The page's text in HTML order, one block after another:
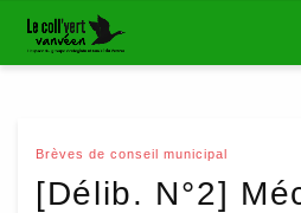
Brèves de conseil municipal
[Délib. N°2]